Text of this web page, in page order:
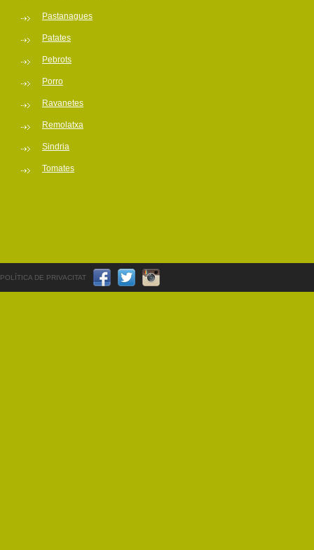
Pastanagues
Patates
Pebrots
Porro
Ravanetes
Remolatxa
Sindria
Tomates
POLÍTICA DE PRIVACITAT